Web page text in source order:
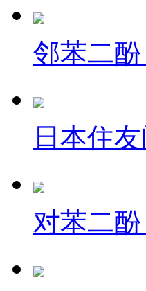
邻苯二酚
日本住
对苯二酚